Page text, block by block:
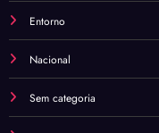
Entorno
Nacional
Sem categoria